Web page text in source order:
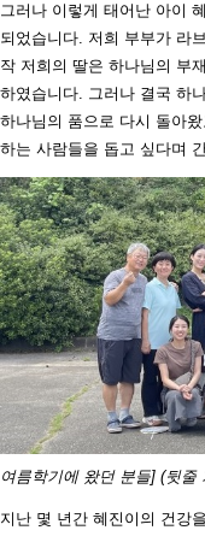
그러나 이렇게 태어난 아이
되었습니다. 저희 부부가 라
작 저희의 딸은 하나님의 부
하였습니다. 그러나 결국 하
하나님의 품으로 다시 돌아
하는 사람들을 돕고 싶다며
여름학기에 왔던 분들] (뒷
지난 몇 년간 혜진이의 건강